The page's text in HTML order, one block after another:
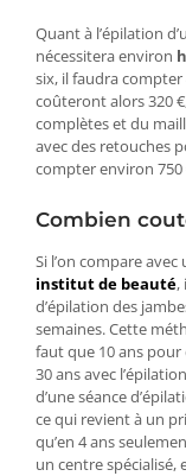
Quant à l’épilation
nécessitera environ
six, il faudra compter
coûteront alors 320
complètes et du
avec des retouches
compter environ
Combien
Si l’on compare
institut de beauté,
d’épilation des
semaines. Cette
faut que 10 ans pour
30 ans avec
d’une séance
ce qui revient à un
qu’en 4 ans
un centre spécialisé,